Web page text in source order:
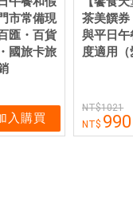
市常備現
匯・百貨
國旅卡旅
入購買
茶美饌券
與平日
度適用（
1021
990